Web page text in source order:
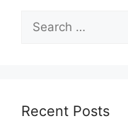
h
Recent Posts